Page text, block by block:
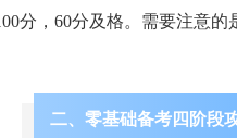
分，60分及格。需要注意
二、零基础备考四阶段